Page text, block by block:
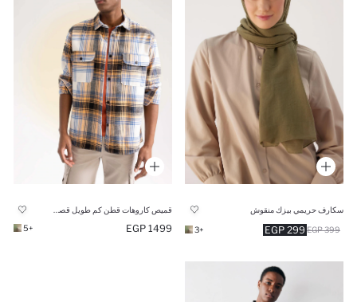
سكارف حريمي بيزك منقوش
299 EGP 399 EGP
+3
1499 EGP
+5